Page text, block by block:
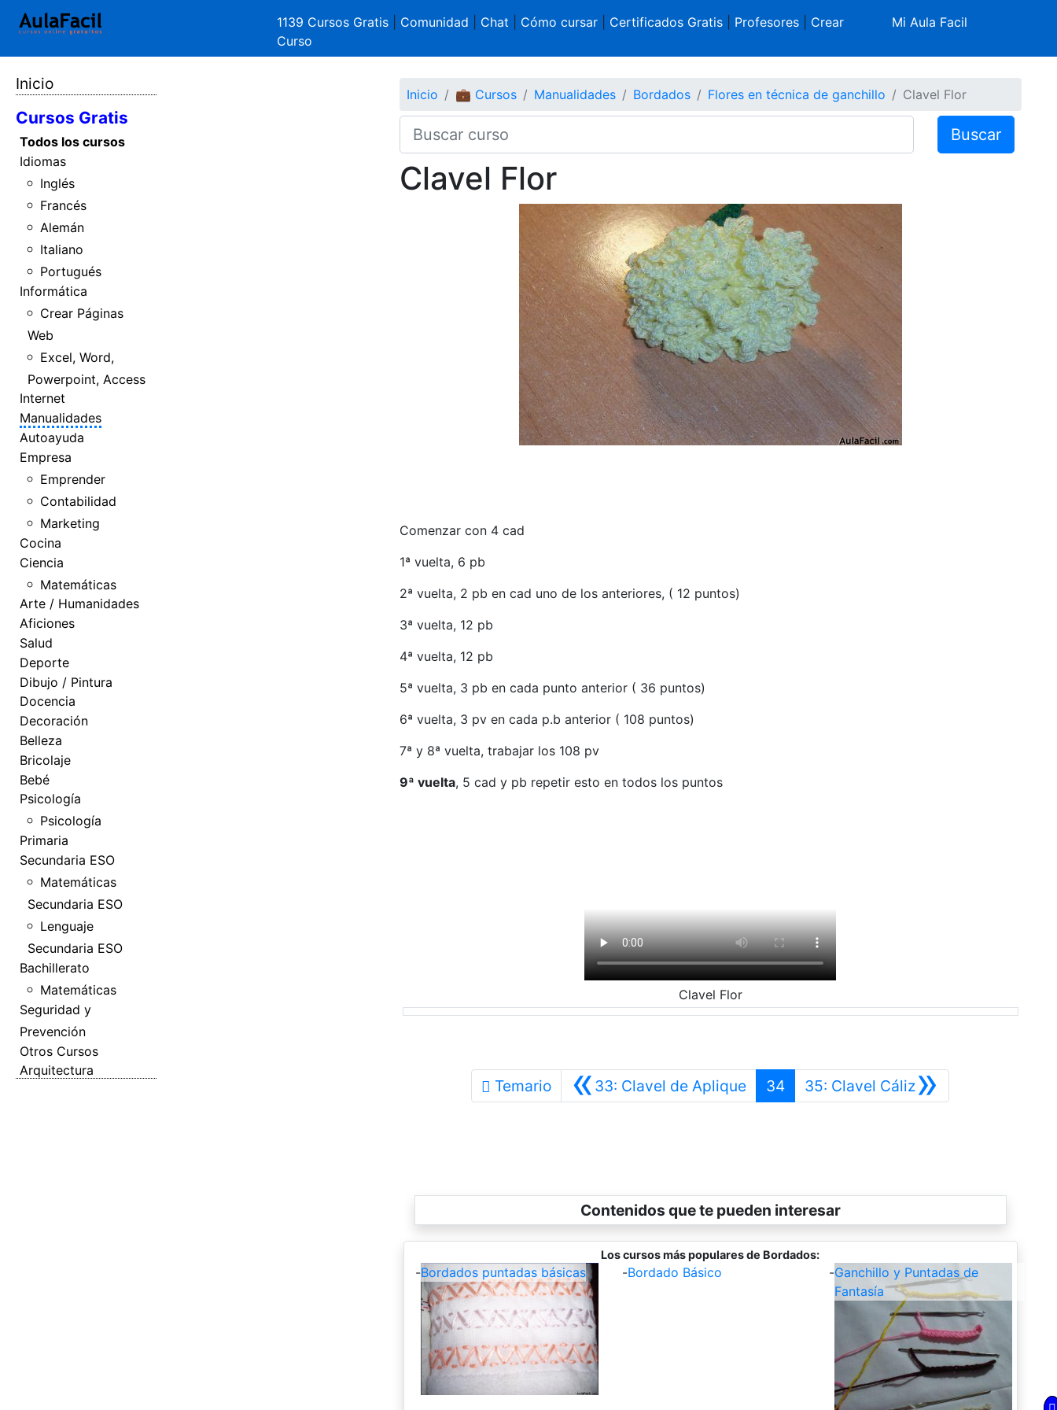
1139 Cursos Gratis Comunidad Chat Cómo cursar| Certificados Gratis| Profesores| Crear
Curso
Mi Aula Facil
Inicio
Cursos Gratis
Todos los cursos
Idiomas
Inglés
Francés
Alemán
Italiano
Portugués
Informática
Crear Páginas
Web
Excel, Word,
Powerpoint, Access
Internet
Manualidades
Autoayuda
Empresa
Emprender
Contabilidad
Marketing
Cocina
Ciencia
Matemáticas
Arte / Humanidades
Aficiones
Salud
Deporte
Dibujo / Pintura
Docencia
Decoración
Belleza
Bricolaje
Bebé
Psicología
Psicología
Primaria
Secundaria ESO
Matemáticas
Secundaria ESO
Lenguaje
Secundaria ESO
Bachillerato
Matemáticas
Seguridad y
Prevención
Otros Cursos
Arquitectura
Inicio 💼 Cursos Manualidades Bordados Flores en técnica de ganchillo Clavel Flor
Buscar
Clavel Flor
Comenzar con 4 cad
1ª vuelta, 6 pb
2ª vuelta, 2 pb en cad uno de los anteriores, ( 12 puntos)
3ª vuelta, 12 pb
4ª vuelta, 12 pb
5ª vuelta, 3 pb en cada punto anterior ( 36 puntos)
6ª vuelta, 3 pv en cada p.b anterior ( 108 puntos)
7ª y 8ª vuelta, trabajar los 108 pv
9ª vuelta, 5 cad y pb repetir esto en todos los puntos
Clavel Flor
Temario «33: Clavel de ApliqueAnterior
34 »
35: Clavel CálizSiguiente
Contenidos que te pueden interesar
Los cursos más populares de Bordados:
-Bordados puntadas básicas -Bordado Básico -Ganchillo y Puntadas de
Fantasía